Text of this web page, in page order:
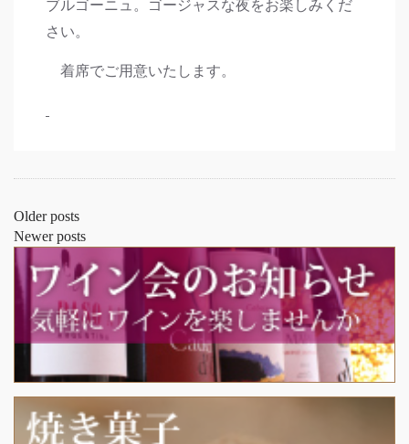
ブルゴーニュ。ゴージャスな夜をお楽しみくだ
さい。
着席でご用意いたします。
Posts
navigation
Older posts
Newer posts